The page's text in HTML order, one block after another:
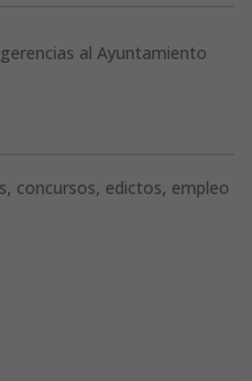
al Ayuntamiento
concursos, edictos, empleo